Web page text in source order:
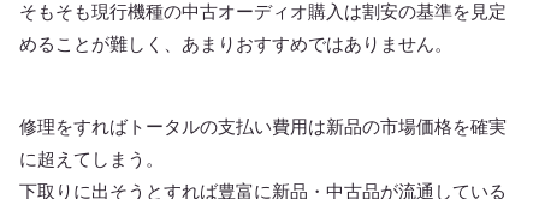
そもそも現行機種の中古オーディオ購入は割安の基準を見定
めることが難しく、あまりおすすめではありません。
修理をすればトータルの支払い費用は新品の市場価格を確実
に超えてしまう。
下取りに出そうとすれば豊富に新品・中古品が流通している